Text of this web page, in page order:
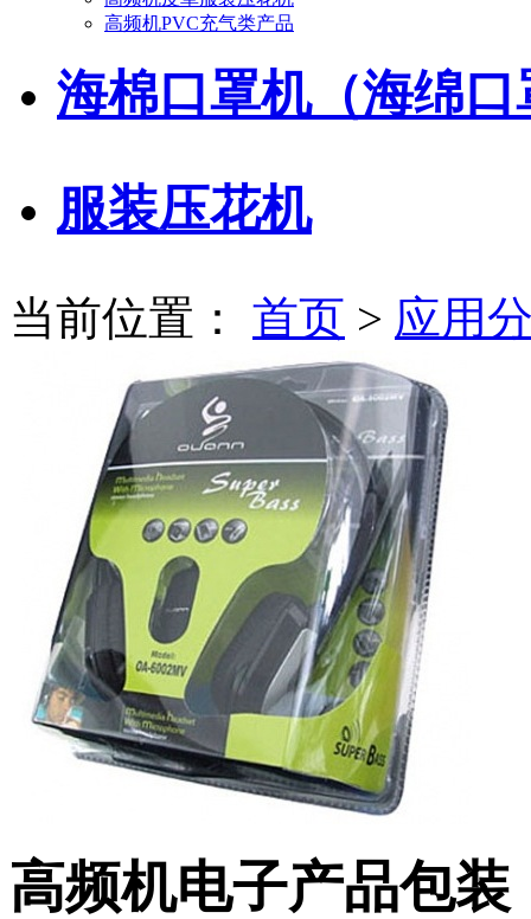
高频机PVC充气类产品
海棉口罩机（海绵口
服装压花机
当前位置： 首页 > 应用
高频机电子产品包装